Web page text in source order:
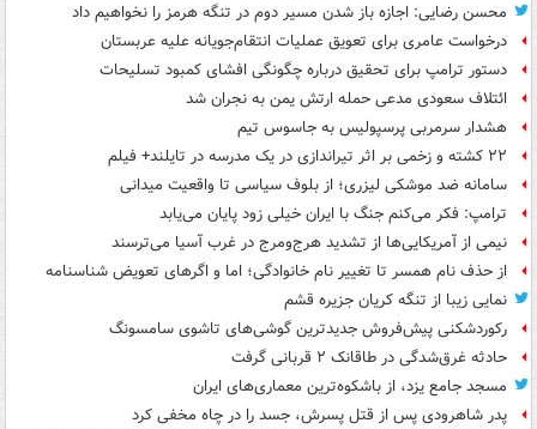
محسن رضایی: اجازه باز شدن مسیر دوم در تنگه هرمز را نخواهیم داد
درخواست عامری برای تعویق عملیات انتقام‌جویانه علیه عربستان
دستور ترامپ برای تحقیق درباره چگونگی افشای کمبود تسلیحات
ائتلاف سعودی مدعی حمله ارتش یمن به نجران شد
هشدار سرمربی پرسپولیس به جاسوس تیم
۲۲ کشته و زخمی بر اثر تیراندازی در یک مدرسه در تایلند+ فیلم
سامانه ضد موشکی لیزری؛ از بلوف سیاسی تا واقعیت میدانی
ترامپ: فکر می‌کنم جنگ با ایران خیلی زود پایان می‌یابد
نیمی از آمریکایی‌ها از تشدید هرج‌ومرج در غرب آسیا می‌ترسند
از حذف نام همسر تا تغییر نام خانوادگی؛ اما و اگرهای تعویض شناسنامه
نمایی زیبا از تنگه کریان جزیره قشم
رکوردشکنی پیش‌فروش جدیدترین گوشی‌های تاشوی سامسونگ
حادثه غرق‌شدگی در طاقانک ۲ قربانی گرفت
مسجد جامع یزد، از باشکوه‌ترین معماری‌های ایران
پدر شاهرودی پس از قتل پسرش، جسد را در چاه مخفی کرد